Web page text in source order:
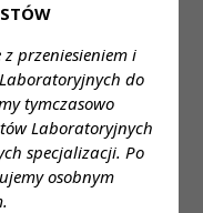
przeniesieniem i
do
tymczasowo
Laboratoryjnych
specjalizacji. Po
osobnym
czynne prawo
gwarantowane